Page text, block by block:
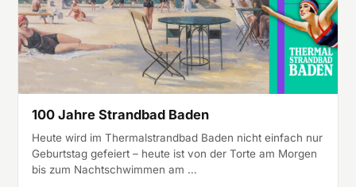
100 Jahre Strandbad Baden
Heute wird im Thermalstrandbad Baden nicht einfach nur
Geburtstag gefeiert – heute ist von der Torte am Morgen
bis zum Nachtschwimmen am …